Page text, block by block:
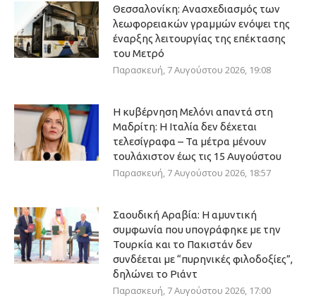
Θεσσαλονίκη: Ανασχεδιασμός των
λεωφορειακών γραμμών ενόψει της
έναρξης λειτουργίας της επέκτασης
του Μετρό
Παρασκευή, 7 Αυγούστου 2026, 19:08
Η κυβέρνηση Μελόνι απαντά στη
Μαδρίτη: Η Ιταλία δεν δέχεται
τελεσίγραφα – Τα μέτρα μένουν
τουλάχιστον έως τις 15 Αυγούστου
Παρασκευή, 7 Αυγούστου 2026, 18:57
Σαουδική Αραβία: Η αμυντική
συμφωνία που υπογράφηκε με την
Τουρκία και το Πακιστάν δεν
συνδέεται με “πυρηνικές φιλοδοξίες”,
δηλώνει το Ριάντ
Παρασκευή, 7 Αυγούστου 2026, 17:00